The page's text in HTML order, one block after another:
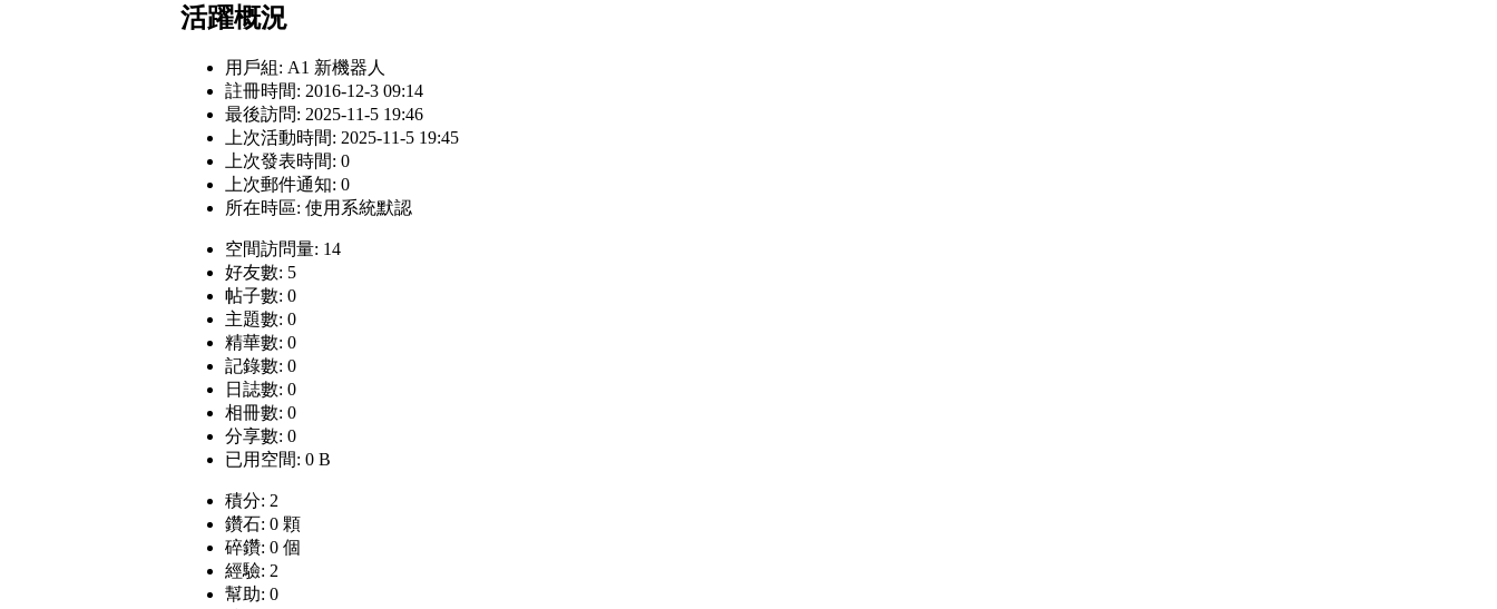
活躍概況
用戶組: A1 新機器人
註冊時間: 2016-12-3 09:14
最後訪問: 2025-11-5 19:46
上次活動時間: 2025-11-5 19:45
上次發表時間: 0
上次郵件通知: 0
所在時區: 使用系統默認
空間訪問量: 14
好友數: 5
帖子數: 0
主題數: 0
精華數: 0
記錄數: 0
日誌數: 0
相冊數: 0
分享數: 0
已用空間: 0 B
積分: 2
鑽石: 0 顆
碎鑽: 0 個
經驗: 2
幫助: 0